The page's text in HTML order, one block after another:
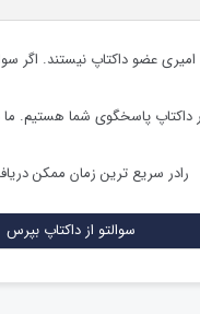
عضو داکتاپ نیستند. اگر
داکتاپ پاسخگوی شما هستیم.
رادر سریع ترین زمان ممکن
سوالتو از داکتاپ بپرس